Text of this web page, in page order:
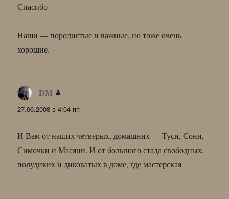
Спасибо
Наши — породистые и важные, но тоже очень
хорошие.
DM
27.06.2008 в 4:04 пп
И Вам от наших четверых, домашних — Туси, Сони,
Симочки и Масяни. И от большого стада свободных,
полудиких и диковатых в доме, где мастерская